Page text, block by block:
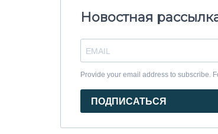
Новостная
Provide your email address to subscribe.
ПОДПИСАТЬСЯ